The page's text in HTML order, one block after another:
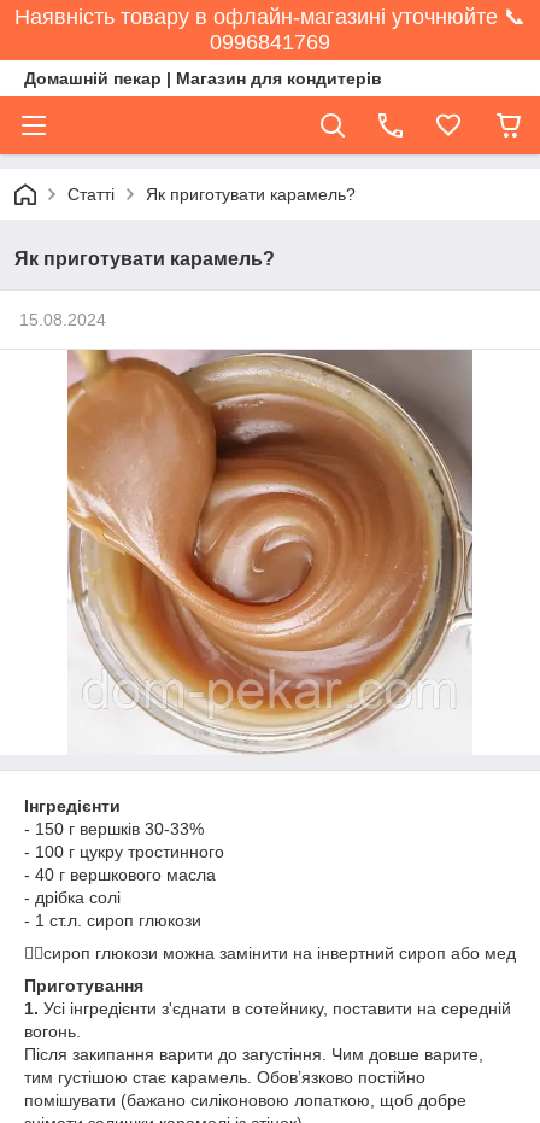
Наявність товару в офлайн-магазині уточнюйте 📞
0996841769
Домашній пекар | Магазин для кондитерів
Статті Як приготувати карамель?
Як приготувати карамель?
15.08.2024
Інгредієнти
- 150 г вершків 30-33%
- 100 г цукру тростинного
- 40 г вершкового масла
- дрібка солі
- 1 ст.л. сироп глюкози
☝🏻сироп глюкози можна замінити на інвертний сироп або мед
Приготування
1. Усі інгредієнти з'єднати в сотейнику, поставити на середній
вогонь.
Після закипання варити до загустіння. Чим довше варите,
тим густішою стає карамель. Обовʼязково постійно
помішувати (бажано силіконовою лопаткою, щоб добре